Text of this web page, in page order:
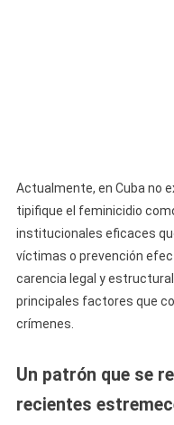
Actualmente, en Cuba no
tipifique el feminicidio
institucionales eficaces
víctimas o prevención
carencia legal y
principales factores que
crímenes.
Un patrón que se
recientes